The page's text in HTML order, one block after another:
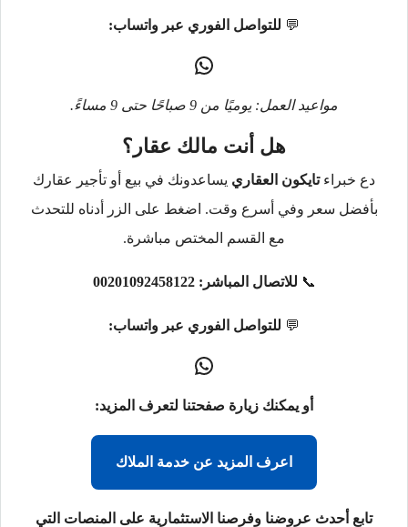
💬 للتواصل الفوري عبر واتساب:
مواعيد العمل: يوميًا من 9 صباحًا حتى 9 مساءً.
هل أنت مالك عقار؟
دع خبراءتايكون العقاري يساعدونك في بيع أو تأجير عقارك
بأفضل سعر وفي أسرع وقت. اضغط على الزر أدناه للتحدث
مع القسم المختص مباشرة.
📞 للاتصال المباشر: 00201092458122
💬 للتواصل الفوري عبر واتساب:
أو يمكنك زيارة صفحتنا لتعرف المزيد:
اعرف المزيد عن خدمة الملاك
تابع أحدث عروضنا وفرصنا الاستثمارية على المنصات التي